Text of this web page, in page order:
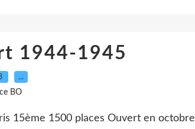
1944-1945
…
BO
15ème 1500 places Ouvert en octobre